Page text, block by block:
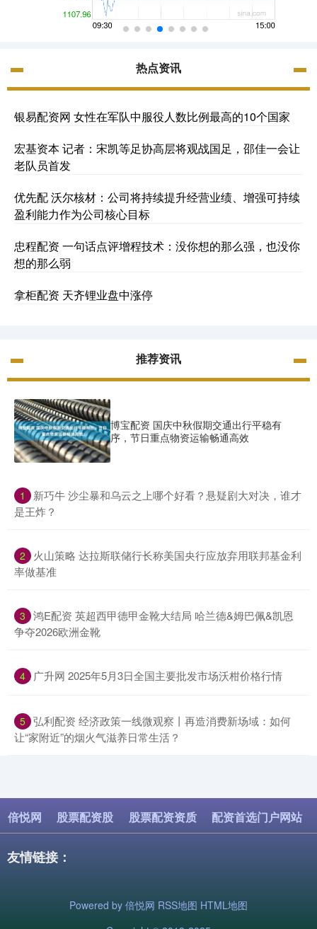
热点资讯
银易配资网 女性在军队中服役人数比例最高的10个国家
宏基资本 记者：宋凯等足协高层将观战国足，邵佳一会让
老队员首发
优先配 沃尔核材：公司将持续提升经营业绩、增强可持续
盈利能力作为公司核心目标
忠程配资 一句话点评增程技术：没你想的那么强，也没你
想的那么弱
拿柜配资 天齐锂业盘中涨停
推荐资讯
博宝配资 国庆中秋假期交通出行平稳有
序，节日重点物资运输畅通高效
1
​新巧牛 沙尘暴和乌云之上哪个好看？悬疑剧大对决，谁才
是王炸？
2
​火山策略 达拉斯联储行长称美国央行应放弃用联邦基金利
率做基准
3 ​鸿E配资 英超西甲德甲金靴大结局 哈兰德&姆巴佩&凯恩
争夺2026欧洲金靴
4 ​广升网 2025年5月3日全国主要批发市场沃柑价格行情
5 ​弘利配资 经济政策一线微观察丨再造消费新场域：如何
让“家附近”的烟火气滋养日常生活？
倍悦网 股票配资股 股票配资资质 配资首选门户网站
友情链接：
Powered by 倍悦网 RSS地图 HTML地图